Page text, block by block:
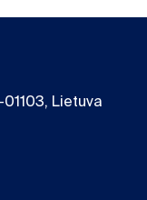
01103, Lietuva